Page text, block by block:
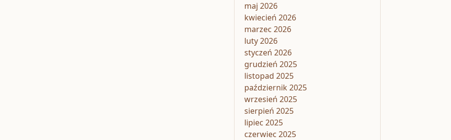
maj 2026
kwiecień 2026
marzec 2026
luty 2026
styczeń 2026
grudzień 2025
listopad 2025
październik 2025
wrzesień 2025
sierpień 2025
lipiec 2025
czerwiec 2025